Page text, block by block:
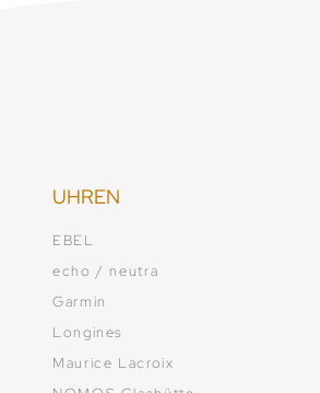
UHREN
EBEL
echo / neutra
Garmin
Longines
Maurice Lacroix